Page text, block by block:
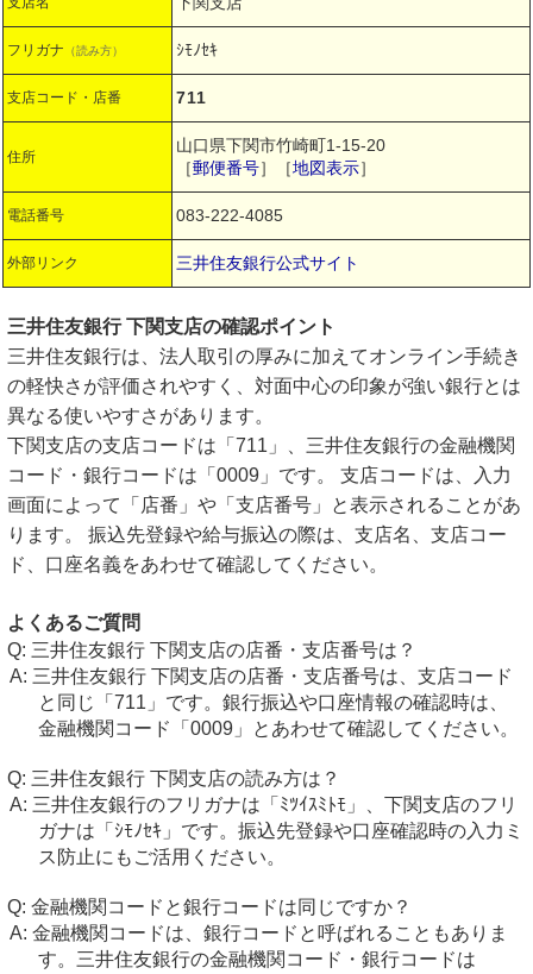
フリガナ （読み方） ｼﾓﾉｾｷ
支店コード・店番 711
住所
山口県下関市竹崎町1-15-20
［郵便番号］［地図表示］
電話番号 083-222-4085
外部リンク 三井住友銀行公式サイト
三井住友銀行 下関支店の確認ポイント
三井住友銀行は、法人取引の厚みに加えてオンライン手続き
の軽快さが評価されやすく、対面中心の印象が強い銀行とは
異なる使いやすさがあります。
下関支店の支店コードは「711」、三井住友銀行の金融機関
コード・銀行コードは「0009」です。 支店コードは、入力
画面によって「店番」や「支店番号」と表示されることがあ
ります。 振込先登録や給与振込の際は、支店名、支店コー
ド、口座名義をあわせて確認してください。
よくあるご質問
三井住友銀行 下関支店の店番・支店番号は？
三井住友銀行 下関支店の店番・支店番号は、支店コード
と同じ「711」です。銀行振込や口座情報の確認時は、
金融機関コード「0009」とあわせて確認してください。
三井住友銀行 下関支店の読み方は？
三井住友銀行のフリガナは「ﾐﾂｲｽﾐﾄﾓ」、下関支店のフリ
ガナは「ｼﾓﾉｾｷ」です。振込先登録や口座確認時の入力ミ
ス防止にもご活用ください。
金融機関コードと銀行コードは同じですか？
金融機関コードは、銀行コードと呼ばれることもありま
す。三井住友銀行の金融機関コード・銀行コードは